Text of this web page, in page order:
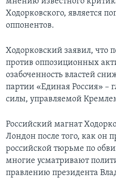
Ходорковского, является
оппонентов.
Ходорковский заявил, что
против оппозиционных
озабоченность властей
партии «Единая Россия» –
силы, управляемой
Российский магнат
Лондон после того, как он
российской тюрьме по
многие усматривают
правлению президента